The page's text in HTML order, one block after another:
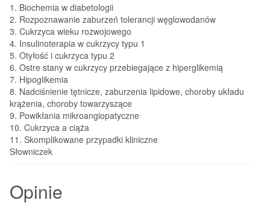
1. Biochemia w diabetologii
2. Rozpoznawanie zaburzeń tolerancji węglowodanów
3. Cukrzyca wieku rozwojowego
4. Insulinoterapia w cukrzycy typu 1
5. Otyłość i cukrzyca typu 2
6. Ostre stany w cukrzycy przebiegające z hiperglikemią
7. Hipoglikemia
8. Nadciśnienie tętnicze, zaburzenia lipidowe, choroby układu
krążenia, choroby towarzyszące
9. Powikłania mikroangiopatyczne
10. Cukrzyca a ciąża
11. Skomplikowane przypadki kliniczne
Słowniczek
Opinie